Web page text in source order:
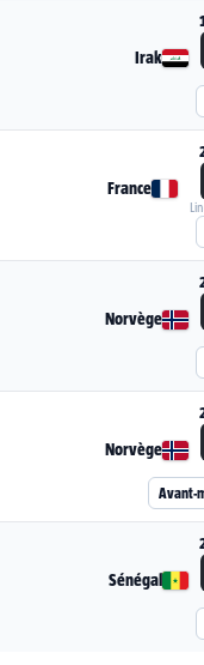
Irak
France
Norvège
Norvège
Avant-
Sénégal